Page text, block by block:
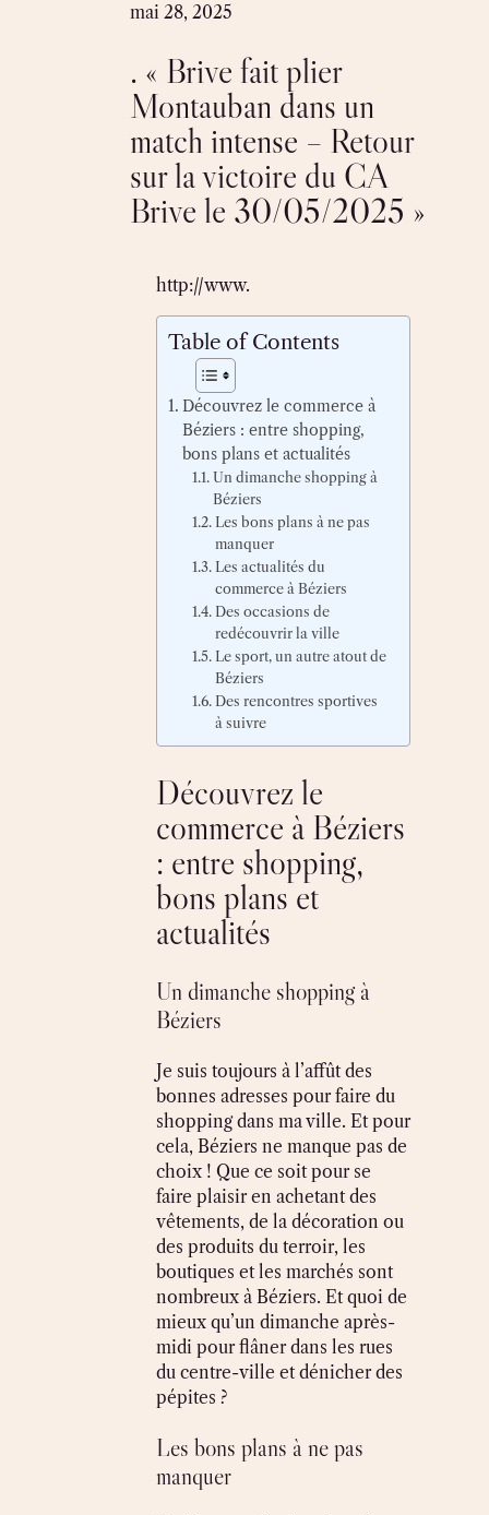
mai 28, 2025
. « Brive fait plier
Montauban dans un
match intense – Retour
sur la victoire du CA
Brive le 30/05/2025 »
http://www.
Table of Contents
Découvrez le commerce à
Béziers : entre shopping,
bons plans et actualités
Un dimanche shopping à
Béziers
Les bons plans à ne pas
manquer
Les actualités du
commerce à Béziers
Des occasions de
redécouvrir la ville
Le sport, un autre atout de
Béziers
Des rencontres sportives
à suivre
Découvrez le
commerce à Béziers
: entre shopping,
bons plans et
actualités
Un dimanche shopping à
Béziers
Je suis toujours à l’affût des
bonnes adresses pour faire du
shopping dans ma ville. Et pour
cela, Béziers ne manque pas de
choix ! Que ce soit pour se
faire plaisir en achetant des
vêtements, de la décoration ou
des produits du terroir, les
boutiques et les marchés sont
nombreux à Béziers. Et quoi de
mieux qu’un dimanche après-
midi pour flâner dans les rues
du centre-ville et dénicher des
pépites ?
Les bons plans à ne pas
manquer